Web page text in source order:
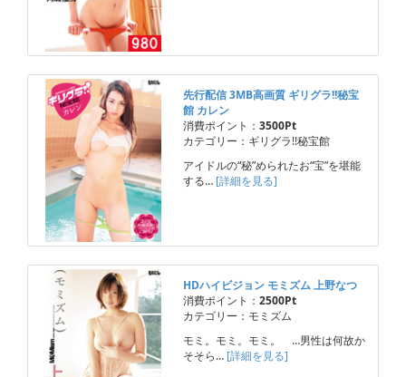
先行配信 3MB高画質 ギリグラ!!秘宝
館 カレン
消費ポイント： 3500Pt
カテゴリー：ギリグラ!!秘宝館
アイドルの“秘”められたお“宝”を堪能
する… [詳細を見る]
HDハイビジョン モミズム 上野なつ
消費ポイント： 2500Pt
カテゴリー：モミズム
モミ。モミ。モミ。 …男性は何故か
そそら… [詳細を見る]